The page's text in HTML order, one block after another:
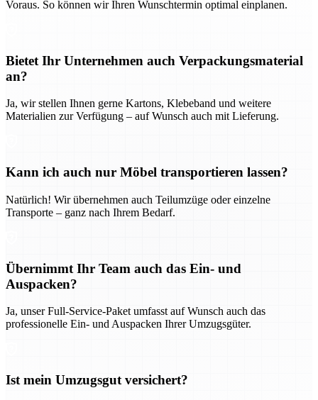
Voraus. So können wir Ihren Wunschtermin optimal einplanen.
Bietet Ihr Unternehmen auch Verpackungsmaterial
an?
Ja, wir stellen Ihnen gerne Kartons, Klebeband und weitere
Materialien zur Verfügung – auf Wunsch auch mit Lieferung.
Kann ich auch nur Möbel transportieren lassen?
Natürlich! Wir übernehmen auch Teilumzüge oder einzelne
Transporte – ganz nach Ihrem Bedarf.
Übernimmt Ihr Team auch das Ein- und
Auspacken?
Ja, unser Full-Service-Paket umfasst auf Wunsch auch das
professionelle Ein- und Auspacken Ihrer Umzugsgüter.
Ist mein Umzugsgut versichert?